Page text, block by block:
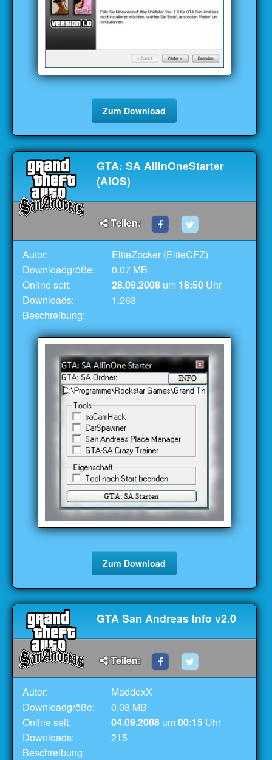
Zum Download
GTA: SA AllInOneStarter
(AIOS)
Teilen:
Autor:
EliteZocker (EliteCFZ)
Downloadgröße:
0.07 MB
Online seit:
28.09.2008 um 18:50 Uhr
Downloads:
1.263
Beschreibung:
Zum Download
GTA San Andreas Info v2.0
Teilen:
Autor:
MaddoxX
Downloadgröße:
0.03 MB
Online seit:
04.09.2008 um00:15 Uhr
Downloads:
215
Beschreibung: